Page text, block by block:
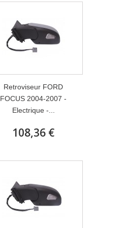
Retroviseur FORD
FOCUS 2004-2007 -
Electrique -...
108,36 €